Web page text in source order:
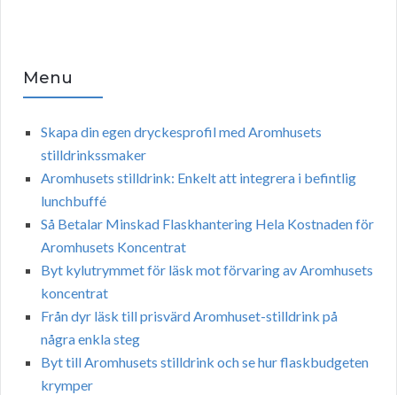
Menu
Skapa din egen dryckesprofil med Aromhusets
stilldrinkssmaker
Aromhusets stilldrink: Enkelt att integrera i befintlig
lunchbuffé
Så Betalar Minskad Flaskhantering Hela Kostnaden för
Aromhusets Koncentrat
Byt kylutrymmet för läsk mot förvaring av Aromhusets
koncentrat
Från dyr läsk till prisvärd Aromhuset-stilldrink på
några enkla steg
Byt till Aromhusets stilldrink och se hur flaskbudgeten
krymper